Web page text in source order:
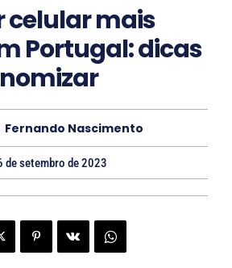
celular mais
Portugal: dicas
Fernando Nascimento
de setembro de 2023